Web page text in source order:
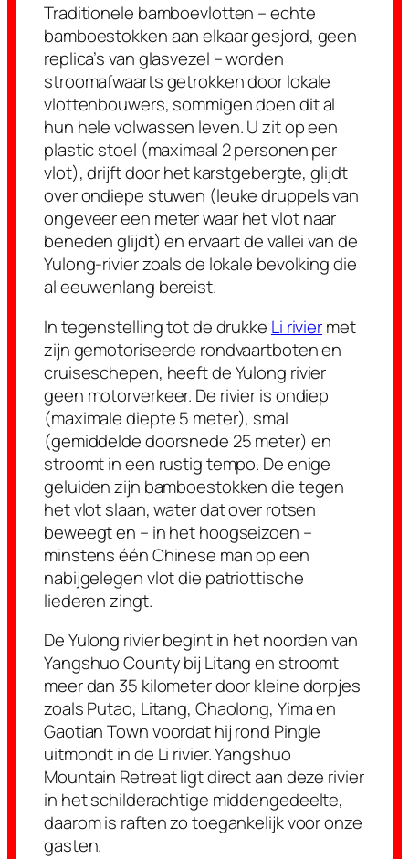
Traditionele bamboevlotten – echte
bamboestokken aan elkaar gesjord, geen
replica’s van glasvezel – worden
stroomafwaarts getrokken door lokale
vlottenbouwers, sommigen doen dit al
hun hele volwassen leven. U zit op een
plastic stoel (maximaal 2 personen per
vlot), drijft door het karstgebergte, glijdt
over ondiepe stuwen (leuke druppels van
ongeveer een meter waar het vlot naar
beneden glijdt) en ervaart de vallei van de
Yulong-rivier zoals de lokale bevolking die
al eeuwenlang bereist.
In tegenstelling tot de drukke Li riviermet
zijn gemotoriseerde rondvaartboten en
cruiseschepen, heeft de Yulong rivier
geen motorverkeer. De rivier is ondiep
(maximale diepte 5 meter), smal
(gemiddelde doorsnede 25 meter) en
stroomt in een rustig tempo. De enige
geluiden zijn bamboestokken die tegen
het vlot slaan, water dat over rotsen
beweegt en – in het hoogseizoen –
minstens één Chinese man op een
nabijgelegen vlot die patriottische
liederen zingt.
De Yulong rivier begint in het noorden van
Yangshuo County bij Litang en stroomt
meer dan 35 kilometer door kleine dorpjes
zoals Putao, Litang, Chaolong, Yima en
Gaotian Town voordat hij rond Pingle
uitmondt in de Li rivier. Yangshuo
Mountain Retreat ligt direct aan deze rivier
in het schilderachtige middengedeelte,
daarom is raften zo toegankelijk voor onze
gasten.